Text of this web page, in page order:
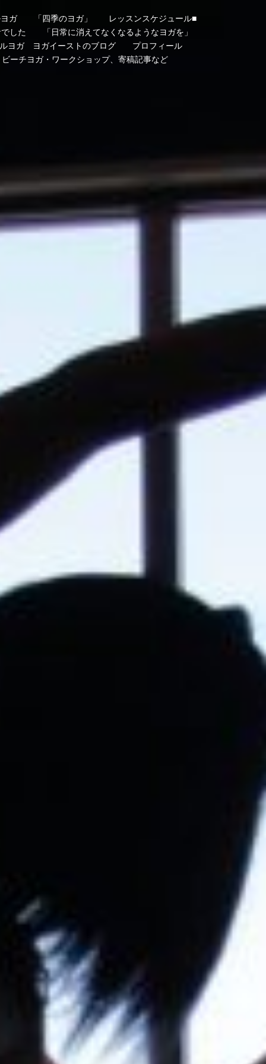
ガ 「四季のヨガ」
レッスンスケジュール■
した
「日常に消えてなくなるようなヨガを」
ヨガ ヨガイーストのブログ
プロフィール
ーチヨガ・ワークショップ、寄稿記事など